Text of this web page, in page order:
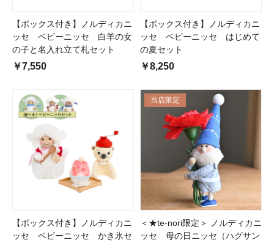
【ボックス付き】ノルディカニ
ッセ ベビーニッセ 白羊の女
の子と名入れ立て札セット
￥7,550
【ボックス付き】ノルディカニ
ッセ ベビーニッセ はじめて
の夏セット
￥8,250
【ボックス付き】ノルディカニ
ッセ ベビーニッセ かき氷セ
当店限定
＜★te-nori限定＞ ノルディカニ
ッセ 母の日ニッセ（ハグサン